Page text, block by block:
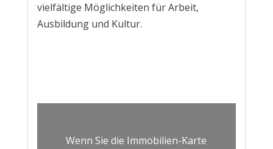
vielfältige Möglichkeiten für Arbeit,
Ausbildung und Kultur.
Wenn Sie die Immobilien-Karte